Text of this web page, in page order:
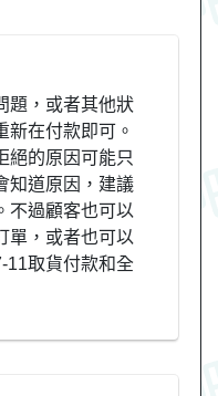
題，或者其他狀
新在付款即可。
絕的原因可能只
知道原因，建議
不過顧客也可以
單，或者也可以
11取貨付款和全